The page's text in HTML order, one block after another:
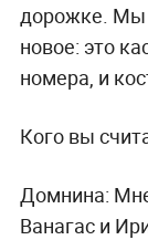
дорожке. Мы
новое: это
номера, и
Кого вы
Домнина:
Ванагас и